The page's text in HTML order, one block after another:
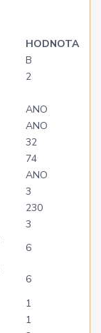
HODNOTA
B
2
ANO
ANO
32
74
ANO
3
230
3
6
6
1
1